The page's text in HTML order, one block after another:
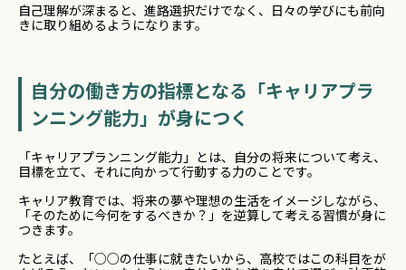
自己理解が深まると、進路選択だけでなく、日々の学びにも前向
きに取り組めるようになります。
自分の働き方の指標となる「キャリアプラ
ンニング能力」が身につく
「キャリアプランニング能力」とは、自分の将来について考え、
目標を立て、それに向かって行動する力のことです。
キャリア教育では、将来の夢や理想の生活をイメージしながら、
「そのために今何をするべきか？」を逆算して考える習慣が身に
つきます。
たとえば、「○○の仕事に就きたいから、高校ではこの科目をが